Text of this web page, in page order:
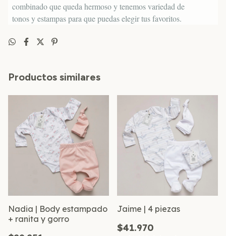
combinado que queda hermoso y tenemos variedad de
tonos y estampas para que puedas elegir tus favoritos.
Productos similares
Nadia | Body estampado
+ ranita y gorro
Jaime | 4 piezas
$41.970